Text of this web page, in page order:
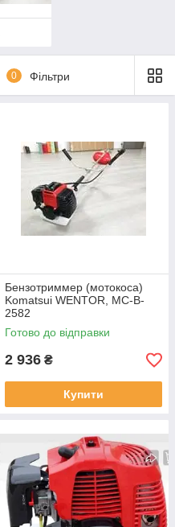
0 Фільтри
Бензотриммер (мотокоса)
Komatsui WENTOR, MC-B-
2582
Готово до відправки
2 936 ₴
Купити